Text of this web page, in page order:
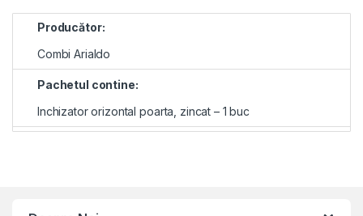
Producător:
Combi Arialdo
Pachetul contine:
Inchizator orizontal poarta, zincat – 1 buc